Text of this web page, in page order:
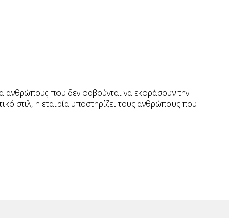
ανθρώπους που δεν φοβούνται να εκφράσουν την
στιλ, η εταιρία υποστηρίζει τους ανθρώπους που